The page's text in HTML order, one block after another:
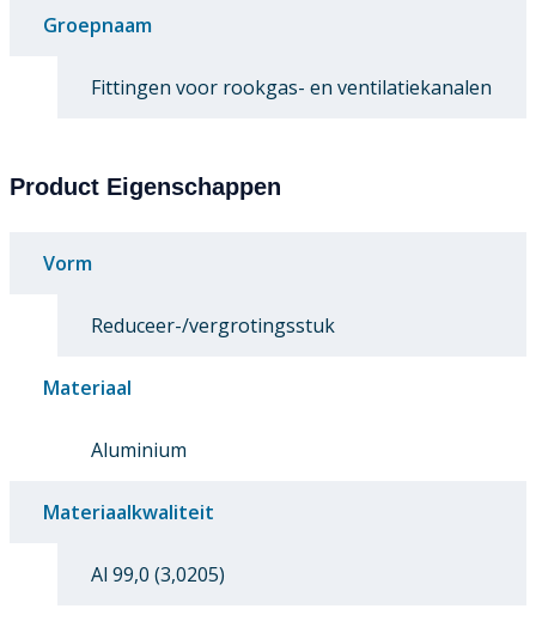
Groepnaam
Fittingen voor rookgas- en ventilatiekanalen
Product Eigenschappen
Vorm
Reduceer-/vergrotingsstuk
Materiaal
Aluminium
Materiaalkwaliteit
Al 99,0 (3,0205)